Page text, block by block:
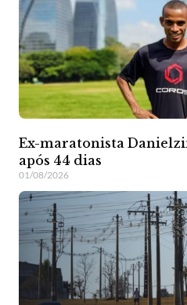
Ex-maratonista
após 44 dias
01/08/2026